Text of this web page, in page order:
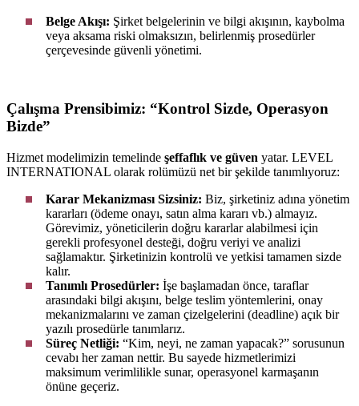
Belge Akışı: Şirket belgelerinin ve bilgi akışının, kaybolma
veya aksama riski olmaksızın, belirlenmiş prosedürler
çerçevesinde güvenli yönetimi.
Çalışma Prensibimiz: “Kontrol Sizde, Operasyon
Bizde”
Hizmet modelimizin temelinde şeffaflık ve güven yatar. LEVEL
INTERNATIONAL olarak rolümüzü net bir şekilde tanımlıyoruz:
Karar Mekanizması Sizsiniz: Biz, şirketiniz adına yönetim
kararları (ödeme onayı, satın alma kararı vb.) almayız.
Görevimiz, yöneticilerin doğru kararlar alabilmesi için
gerekli profesyonel desteği, doğru veriyi ve analizi
sağlamaktır. Şirketinizin kontrolü ve yetkisi tamamen sizde
kalır.
Tanımlı Prosedürler: İşe başlamadan önce, taraflar
arasındaki bilgi akışını, belge teslim yöntemlerini, onay
mekanizmalarını ve zaman çizelgelerini (deadline) açık bir
yazılı prosedürle tanımlarız.
Süreç Netliği: “Kim, neyi, ne zaman yapacak?” sorusunun
cevabı her zaman nettir. Bu sayede hizmetlerimizi
maksimum verimlilikle sunar, operasyonel karmaşanın
önüne geçeriz.